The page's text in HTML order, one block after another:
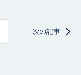
次の記事